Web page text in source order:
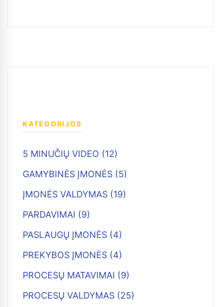
KATEGORIJOS
5 MINUČIŲ VIDEO (12)
GAMYBINĖS ĮMONĖS (5)
ĮMONĖS VALDYMAS (19)
PARDAVIMAI (9)
PASLAUGŲ ĮMONĖS (4)
PREKYBOS ĮMONĖS (4)
PROCESŲ MATAVIMAI (9)
PROCESŲ VALDYMAS (25)